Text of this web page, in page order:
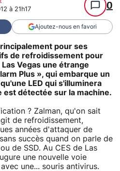
à 21h17 0
Ajoutez-nous en favori
pour ses
de refroidissement pour
Las Vegas une étrange
Plus », qui embarque un
LED qui s'illuminera
est détectée sur la machine.
? Zalman, qu'on sait
de refroidissement,
années d'attaquer de
succès quand on parle de
de SSD. Au CES de Las
une nouvelle voie
une... souris antivirus.